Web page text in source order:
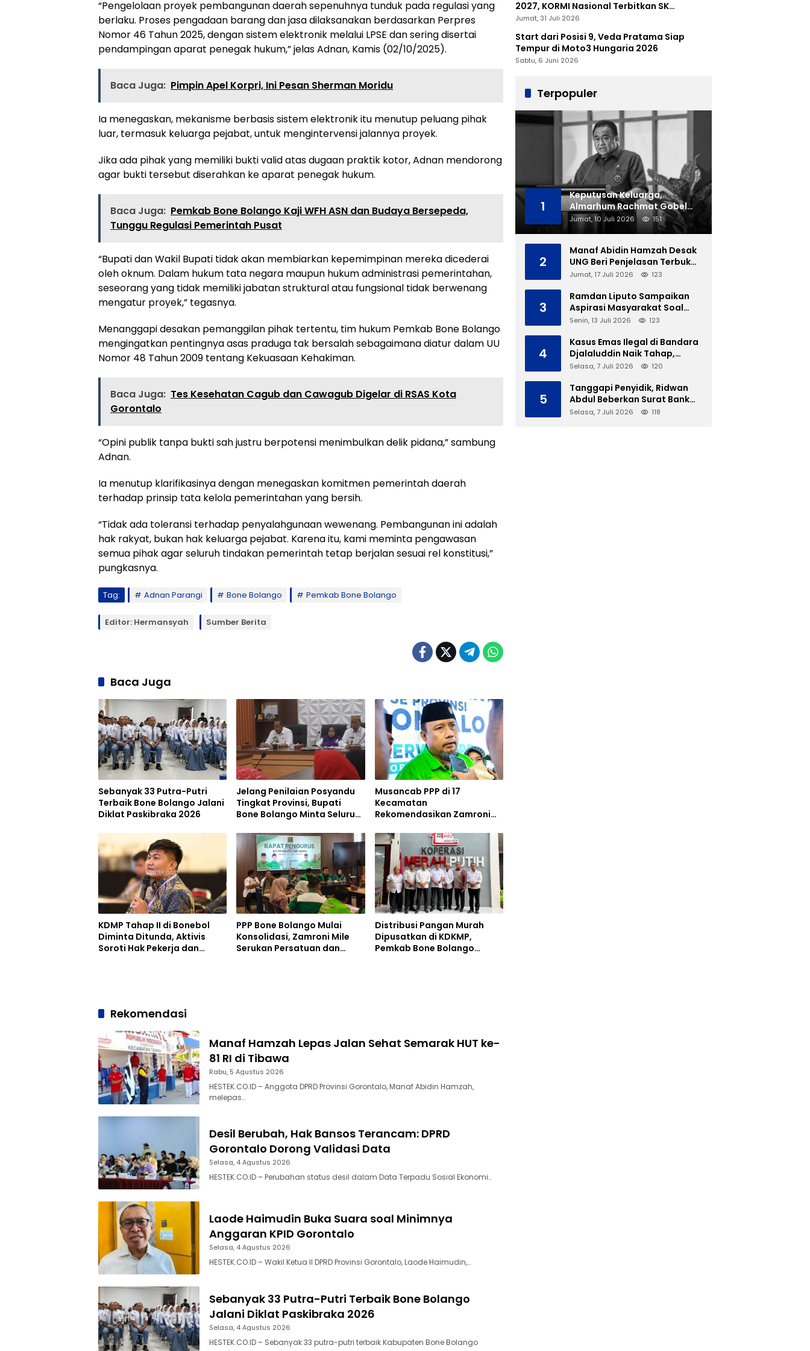
“Pengelolaan proyek pembangunan daerah sepenuhnya tunduk pada regulasi yang
berlaku. Proses pengadaan barang dan jasa dilaksanakan berdasarkan Perpres
Nomor 46 Tahun 2025, dengan sistem elektronik melalui LPSE dan sering disertai
pendampingan aparat penegak hukum,” jelas Adnan, Kamis (02/10/2025).
Baca Juga: Pimpin Apel Korpri, Ini Pesan Sherman Moridu
Ia menegaskan, mekanisme berbasis sistem elektronik itu menutup peluang pihak
luar, termasuk keluarga pejabat, untuk mengintervensi jalannya proyek.
Jika ada pihak yang memiliki bukti valid atas dugaan praktik kotor, Adnan mendorong
agar bukti tersebut diserahkan ke aparat penegak hukum.
Baca Juga: Pemkab Bone Bolango Kaji WFH ASN dan Budaya Bersepeda,
Tunggu Regulasi Pemerintah Pusat
“Bupati dan Wakil Bupati tidak akan membiarkan kepemimpinan mereka dicederai
oleh oknum. Dalam hukum tata negara maupun hukum administrasi pemerintahan,
seseorang yang tidak memiliki jabatan struktural atau fungsional tidak berwenang
mengatur proyek,” tegasnya.
Menanggapi desakan pemanggilan pihak tertentu, tim hukum Pemkab Bone Bolango
mengingatkan pentingnya asas praduga tak bersalah sebagaimana diatur dalam UU
Nomor 48 Tahun 2009 tentang Kekuasaan Kehakiman.
Baca Juga: Tes Kesehatan Cagub dan Cawagub Digelar di RSAS Kota
Gorontalo
“Opini publik tanpa bukti sah justru berpotensi menimbulkan delik pidana,” sambung
Adnan.
Ia menutup klarifikasinya dengan menegaskan komitmen pemerintah daerah
terhadap prinsip tata kelola pemerintahan yang bersih.
“Tidak ada toleransi terhadap penyalahgunaan wewenang. Pembangunan ini adalah
hak rakyat, bukan hak keluarga pejabat. Karena itu, kami meminta pengawasan
semua pihak agar seluruh tindakan pemerintah tetap berjalan sesuai rel konstitusi,”
pungkasnya.
Tag: Adnan Parangi Bone Bolango Pemkab Bone Bolango
Editor: Hermansyah Sumber Berita
Baca Juga
Sebanyak 33 Putra-Putri
Terbaik Bone Bolango Jalani
Diklat Paskibraka 2026
Jelang Penilaian Posyandu
Tingkat Provinsi, Bupati
Bone Bolango Minta Seluruh
Musancab PPP di 17
Kecamatan
Rekomendasikan Zamroni
Bolango 2031
KDMP Tahap II di Bonebol
Diminta Ditunda, Aktivis
Soroti Hak Pekerja dan
PPP Bone Bolango Mulai
Konsolidasi, Zamroni Mile
Serukan Persatuan dan
Distribusi Pangan Murah
Dipusatkan di KDKMP,
Pemkab Bone Bolango
Rekomendasi
Manaf Hamzah Lepas Jalan Sehat Semarak HUT ke-
81 RI di Tibawa
Rabu, 5 Agustus 2026
HESTEK.CO.ID – Anggota DPRD Provinsi Gorontalo, Manaf Abidin Hamzah,
melepas…
Desil Berubah, Hak Bansos Terancam: DPRD
Gorontalo Dorong Validasi Data
Selasa, 4 Agustus 2026
HESTEK.CO.ID – Perubahan status desil dalam Data Terpadu Sosial Ekonomi…
Laode Haimudin Buka Suara soal Minimnya
Anggaran KPID Gorontalo
Selasa, 4 Agustus 2026
HESTEK.CO.ID – Wakil Ketua II DPRD Provinsi Gorontalo, Laode Haimudin,…
Sebanyak 33 Putra-Putri Terbaik Bone Bolango
Jalani Diklat Paskibraka 2026
Selasa, 4 Agustus 2026
HESTEK.CO.ID – Sebanyak 33 putra-putri terbaik Kabupaten Bone Bolango
2027, KORMI Nasional Terbitkan SK
Pencabutan
Jumat, 31 Juli 2026
Start dari Posisi 9, Veda Pratama Siap
Tempur di Moto3 Hungaria 2026
Sabtu, 6 Juni 2026
Terpopuler
1
Keputusan Keluarga,
Almarhum Rachmat Gobel
Dimakamkan di TMP Kalibata
Jumat, 10 Juli 2026 151
2
Manaf Abidin Hamzah Desak
UNG Beri Penjelasan Terbuka
Soal Polemik Ujian Skripsi
Jumat, 17 Juli 2026 123
3
Ramdan Liputo Sampaikan
Aspirasi Masyarakat Soal
LGBT di Hadapan Gubernur
Senin, 13 Juli 2026 123
4
Kasus Emas Ilegal di Bandara
Djalaluddin Naik Tahap,
Berkas Segera Dilimpahkan
Selasa, 7 Juli 2026 120
5
Tanggapi Penyidik, Ridwan
Abdul Beberkan Surat Bank
Panin Soal Lelang Aset Eks
Selasa, 7 Juli 2026 118